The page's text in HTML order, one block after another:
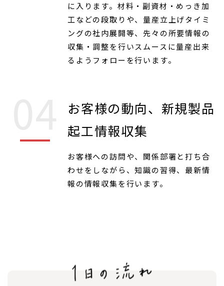
に入ります。材料・副資材・めっき加
工などの段取りや、量産立上げタイミ
ングの社内展開等、先々の所要情報の
収集・調整を行いスムースに量産出来
るようフォローを行います。
お客様の動向、新規製品
起工情報収集
お客様への訪問や、関係部署と打ち合
わせをしながら、知識の習得、最新情
報の情報収集を行います。